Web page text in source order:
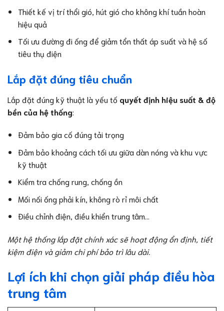
Thiết kế vị trí thổi gió, hút gió cho không khí tuần hoàn
hiệu quả
Tối ưu đường đi ống để giảm tổn thất áp suất và hệ số
tiêu thụ điện
Lắp đặt đúng tiêu chuẩn
Lắp đặt đúng kỹ thuật là yếu tố quyết định hiệu suất & độ
bền của hệ thống:
Đảm bảo gia cố đúng tải trọng
Đảm bảo khoảng cách tối ưu giữa dàn nóng và khu vực
kỹ thuật
Kiểm tra chống rung, chống ồn
Mối nối ống phải kín, không rò rỉ môi chất
Điều chỉnh điện, điều khiển trung tâm…
Một hệ thống lắp đặt chính xác sẽ hoạt động ổn định, tiết
kiệm điện và giảm chi phí bảo trì lâu dài.
Lợi ích khi chọn giải pháp điều hòa
trung tâm